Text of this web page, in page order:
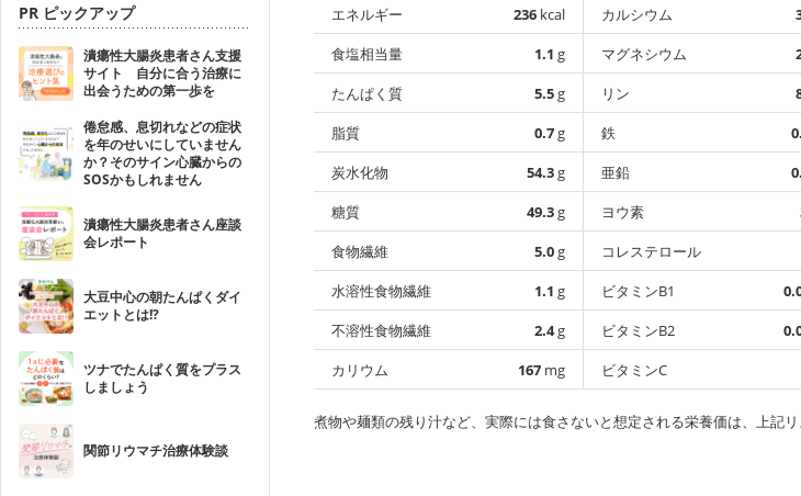
PR ピックアップ
潰瘍性大腸炎患者さん支援
サイト 自分に合う治療に
出会うための第一歩を
倦怠感、息切れなどの症状
を年のせいにしていません
か？そのサイン心臓からの
SOSかもしれません
潰瘍性大腸炎患者さん座談
会レポート
大豆中心の朝たんぱくダイ
エットとは!?
ツナでたんぱく質をプラス
しましょう
関節リウマチ治療体験談
エネルギー 236 kcal
食塩相当量
1.1 g
たんぱく質
5.5g
脂質
0.7g
炭水化物
54.3g
糖質
49.3g
食物繊維
5.0g
水溶性食物繊維
1.1 g
不溶性食物繊維
2.4g
カリウム
167 mg
カルシウム
マグネシウム
リン
鉄
亜鉛
ヨウ素
コレステロール
ビタミンB1
ビタミンB2
ビタミンC
煮物や麺類の残り汁など、実際には食さないと想定される栄養価は、上記リ